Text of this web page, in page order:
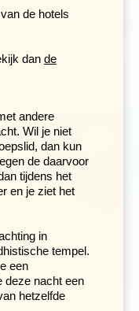
zich aan de rand
wordt
gebouw ter
grootste bronzen
zeven
park eromheen
waarvan
andere kant van
het Shintoïstische
Taisha
is omgeven door
De Shinto-
erg op de
tempels. Een
op het pad naar
het heiligdom
Torii staan:
de hotels
dan de
andere
Wil je niet
dan kun
de daarvoor
tijdens het
en je ziet het
in
tempel.
een
deze nacht een
hetzelfde